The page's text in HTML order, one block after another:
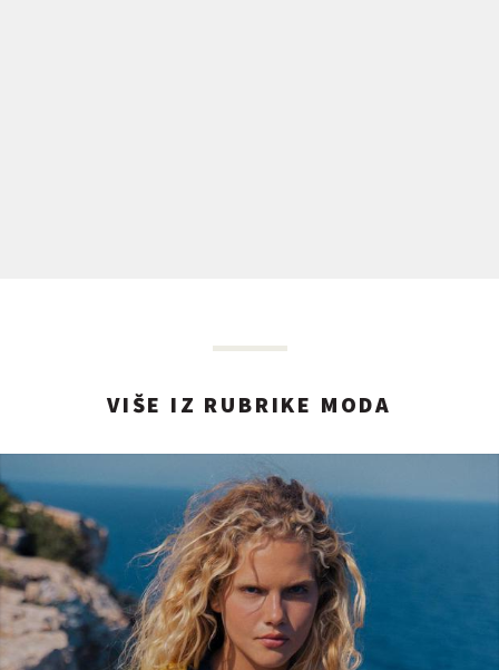
VIŠE IZ RUBRIKE MODA